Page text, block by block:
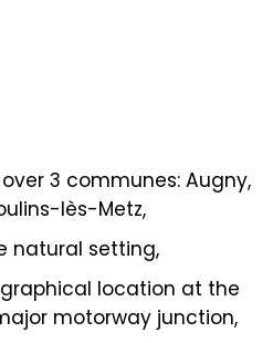
3 communes: Augny,
lès-Metz,
natural setting,
location at the
motorway junction,